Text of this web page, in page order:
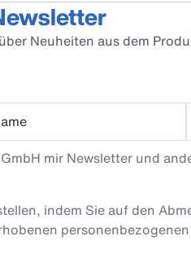
Neuheiten aus dem
mir Newsletter und
indem Sie auf den